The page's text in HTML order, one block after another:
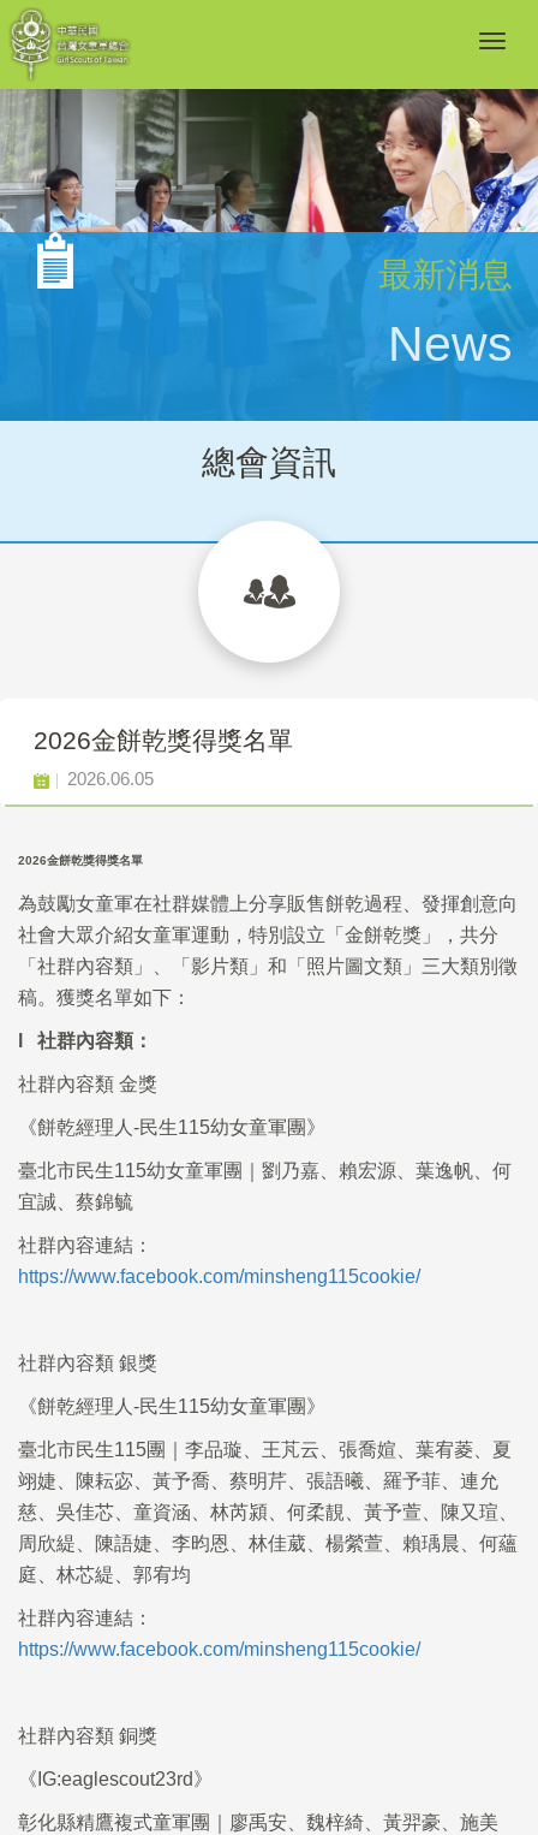
最新消息
News
總會資訊
2026金餅乾獎得獎名單
2026.06.05
2026金餅乾獎得獎名單
為鼓勵女童軍在社群媒體上分享販售餅乾過程、發揮創意向
社會大眾介紹女童軍運動，特別設立「金餅乾獎」，共分
「社群內容類」、「影片類」和「照片圖文類」三大類別徵
稿。獲獎名單如下：
l 社群內容類：
社群內容類 金獎
《餅乾經理人-民生115幼女童軍團》
臺北市民生115幼女童軍團｜劉乃嘉、賴宏源、葉逸帆、何
宜誠、蔡錦毓
社群內容連結：
https://www.facebook.com/minsheng115cookie/
社群內容類 銀獎
《餅乾經理人-民生115幼女童軍團》
臺北市民生115團｜李品璇、王芃云、張喬媗、葉宥菱、夏
翊婕、陳耘宓、黃予喬、蔡明芹、張語曦、羅予菲、連允
慈、吳佳芯、童資涵、林芮潁、何柔靚、黃予萱、陳又瑄、
周欣緹、陳語婕、李昀恩、林佳葳、楊縈萱、賴瑀晨、何蘊
庭、林芯緹、郭宥均
社群內容連結：
https://www.facebook.com/minsheng115cookie/
社群內容類 銅獎
《IG:eaglescout23rd》
彰化縣精鷹複式童軍團｜廖禹安、魏梓綺、黃羿豪、施美